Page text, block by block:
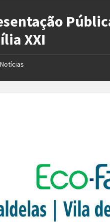
XXI
Notícias